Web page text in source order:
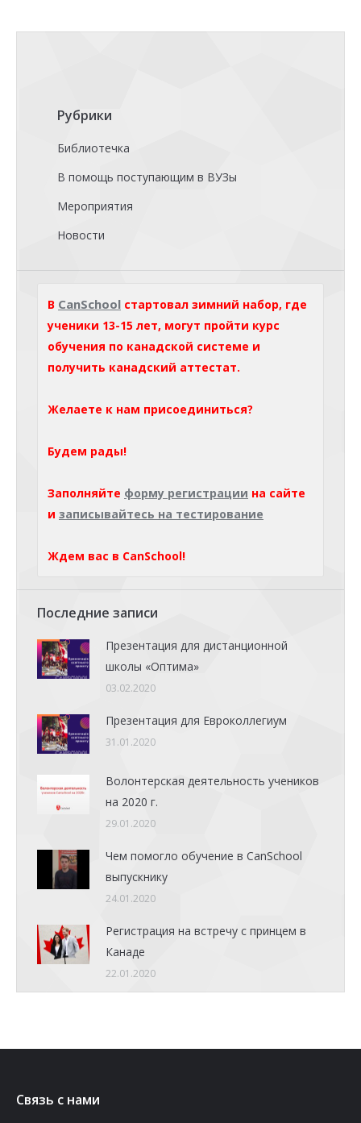
Рубрики
Библиотечка
В помощь поступающим в ВУЗы
Мероприятия
Новости
В CanSchool стартовал зимний набор, где
ученики 13-15 лет, могут пройти курс
обучения по канадской системе и
получить канадский аттестат.
Желаете к нам присоединиться?
Будем рады!
Заполняйте форму регистрации на сайте
и записывайтесь на тестирование
Ждем вас в CanSchool!
Последние записи
Презентация для дистанционной
школы «Оптима»
03.02.2020
Презентация для Евроколлегиум
31.01.2020
Волонтерская деятельность учеников
на 2020 г.
29.01.2020
Чем помогло обучение в CanSchool
выпускнику
24.01.2020
Регистрация на встречу с принцем в
Канаде
22.01.2020
Связь с нами